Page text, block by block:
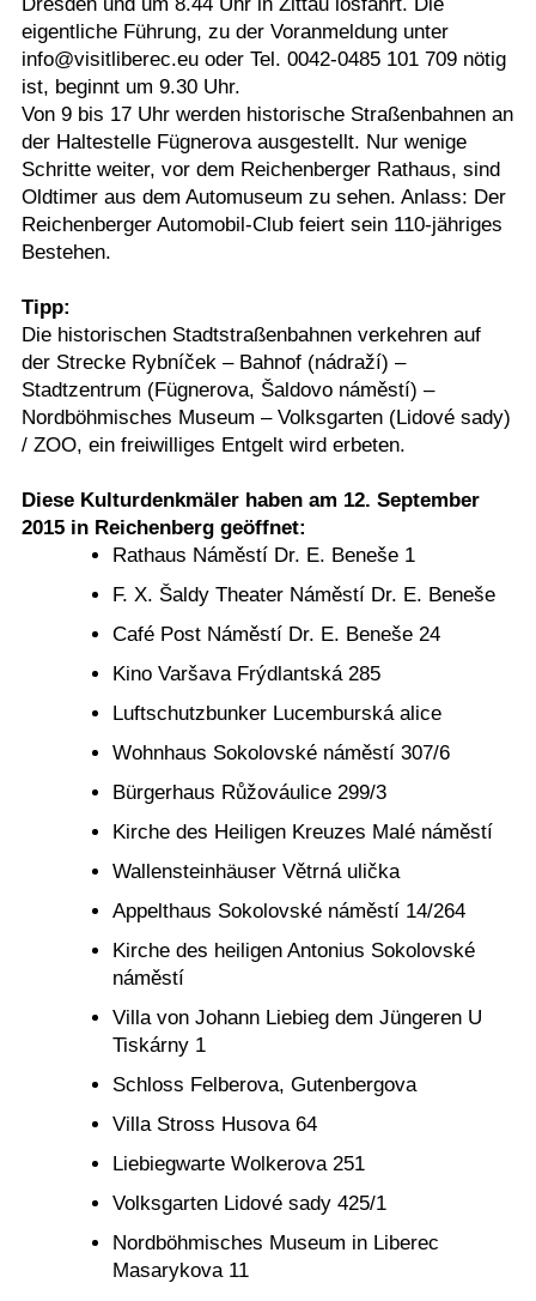
eigentliche Führung, zu der Voranmeldung unter
info@visitliberec.eu oder Tel. 0042-0485 101 709 nötig
ist, beginnt um 9.30 Uhr.
Von 9 bis 17 Uhr werden historische Straßenbahnen an
der Haltestelle Fügnerova ausgestellt. Nur wenige
Schritte weiter, vor dem Reichenberger Rathaus, sind
Oldtimer aus dem Automuseum zu sehen. Anlass: Der
Reichenberger Automobil-Club feiert sein 110-jähriges
Bestehen.
Tipp:
Die historischen Stadtstraßenbahnen verkehren auf
der Strecke Rybníček – Bahnof (nádraží) –
Stadtzentrum (Fügnerova, Šaldovo náměstí) –
Nordböhmisches Museum – Volksgarten (Lidové sady)
/ ZOO, ein freiwilliges Entgelt wird erbeten.
Diese Kulturdenkmäler haben am 12. September
2015 in Reichenberg geöffnet:
Rathaus Náměstí Dr. E. Beneše 1
F. X. Šaldy Theater Náměstí Dr. E. Beneše
Café Post Náměstí Dr. E. Beneše 24
Kino Varšava Frýdlantská 285
Luftschutzbunker Lucemburská alice
Wohnhaus Sokolovské náměstí 307/6
Bürgerhaus Růžováulice 299/3
Kirche des Heiligen Kreuzes Malé náměstí
Wallensteinhäuser Větrná ulička
Appelthaus Sokolovské náměstí 14/264
Kirche des heiligen Antonius Sokolovské
náměstí
Villa von Johann Liebieg dem Jüngeren U
Tiskárny 1
Schloss Felberova, Gutenbergova
Villa Stross Husova 64
Liebiegwarte Wolkerova 251
Volksgarten Lidové sady 425/1
Nordböhmisches Museum in Liberec
Masarykova 11